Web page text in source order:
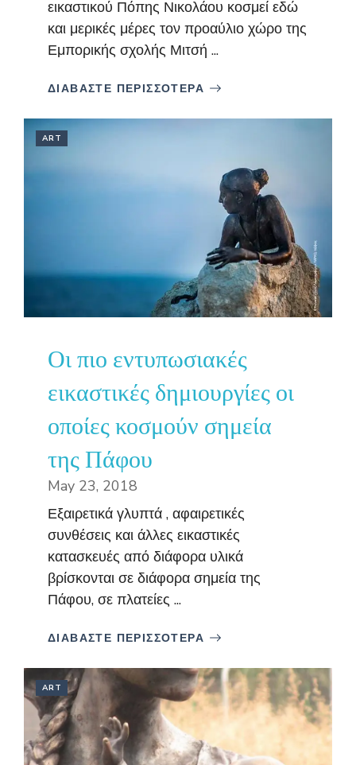
εικαστικού Πόπης Νικολάου κοσμεί εδώ
και μερικές μέρες τον προαύλιο χώρο της
Εμπορικής σχολής Μιτσή ...
ΔΙΑΒΑΣΤΕ ΠΕΡΙΣΣΟΤΕΡΑ
ART
Οι πιο εντυπωσιακές
εικαστικές δημιουργίες οι
οποίες κοσμούν σημεία
της Πάφου
May 23, 2018
Εξαιρετικά γλυπτά , αφαιρετικές
συνθέσεις και άλλες εικαστικές
κατασκευές από διάφορα υλικά
βρίσκονται σε διάφορα σημεία της
Πάφου, σε πλατείες ...
ΔΙΑΒΑΣΤΕ ΠΕΡΙΣΣΟΤΕΡΑ
ART